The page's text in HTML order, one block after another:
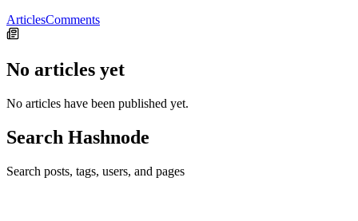
ArticlesComments
No articles yet
No articles have been published yet.
Search Hashnode
Search posts, tags, users, and pages